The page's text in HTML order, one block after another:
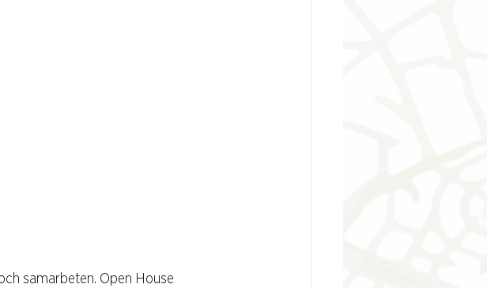
samarbeten. Open House